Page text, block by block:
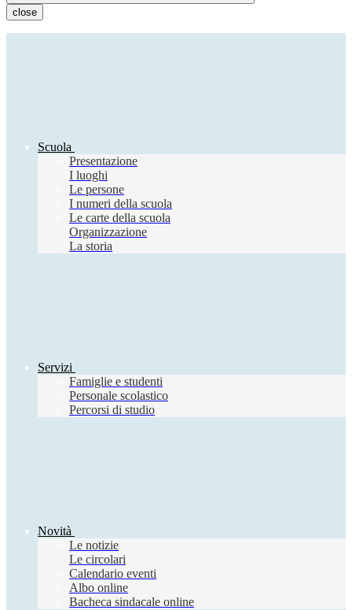
close
Scuola
Presentazione
I luoghi
Le persone
I numeri della scuola
Le carte della scuola
Organizzazione
La storia
Servizi
Famiglie e studenti
Personale scolastico
Percorsi di studio
Novità
Le notizie
Le circolari
Calendario eventi
Albo online
Bacheca sindacale online